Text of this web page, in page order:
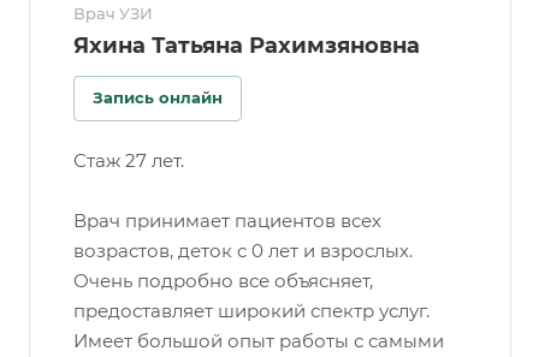
Врач УЗИ
Яхина Татьяна Рахимзяновна
Запись онлайн
Стаж 27 лет.
Врач принимает пациентов всех
возрастов, деток с 0 лет и взрослых.
Очень подробно все объясняет,
предоставляет широкий спектр услуг.
Имеет большой опыт работы с самыми